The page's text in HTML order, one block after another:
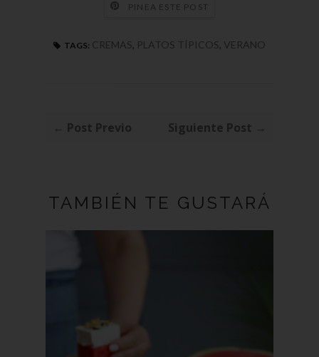
PINEA ESTE POST
TAGS: CREMAS, PLATOS TÍPICOS, VERANO
← Post Previo Siguiente Post →
TAMBIÉN TE GUSTARÁ